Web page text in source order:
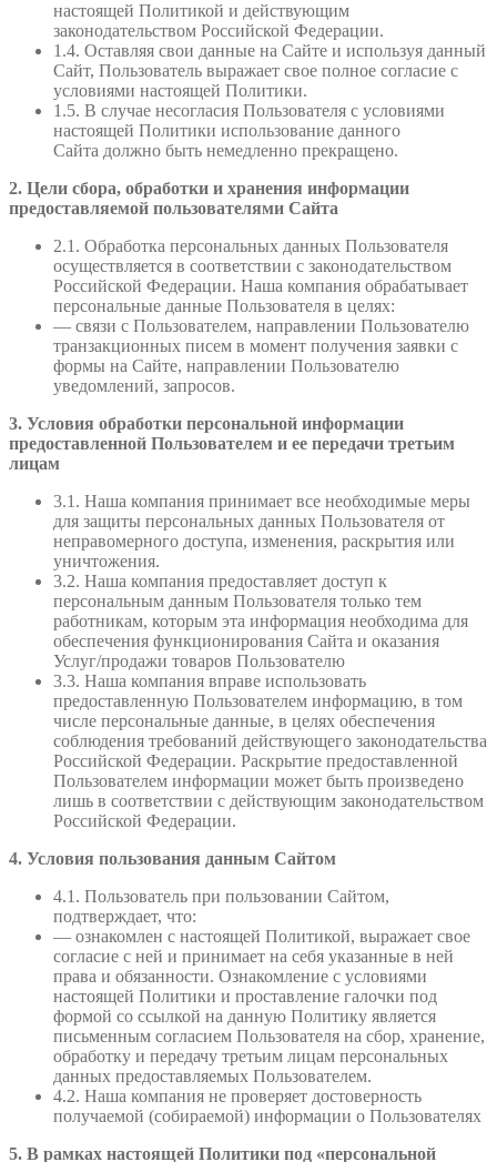
настоящей Политикой и действующим
законодательством Российской Федерации.
1.4. Оставляя свои данные на Сайте и используя данный
Сайт, Пользователь выражает свое полное согласие с
условиями настоящей Политики.
1.5. В случае несогласия Пользователя с условиями
настоящей Политики использование данного
Сайта должно быть немедленно прекращено.
2. Цели сбора, обработки и хранения информации
предоставляемой пользователями Сайта
2.1. Обработка персональных данных Пользователя
осуществляется в соответствии с законодательством
Российской Федерации. Наша компания обрабатывает
персональные данные Пользователя в целях:
— связи с Пользователем, направлении Пользователю
транзакционных писем в момент получения заявки с
формы на Сайте, направлении Пользователю
уведомлений, запросов.
3. Условия обработки персональной информации
предоставленной Пользователем и ее передачи третьим
лицам
3.1. Наша компания принимает все необходимые меры
для защиты персональных данных Пользователя от
неправомерного доступа, изменения, раскрытия или
уничтожения.
3.2. Наша компания предоставляет доступ к
персональным данным Пользователя только тем
работникам, которым эта информация необходима для
обеспечения функционирования Сайта и оказания
Услуг/продажи товаров Пользователю
3.3. Наша компания вправе использовать
предоставленную Пользователем информацию, в том
числе персональные данные, в целях обеспечения
соблюдения требований действующего законодательства
Российской Федерации. Раскрытие предоставленной
Пользователем информации может быть произведено
лишь в соответствии с действующим законодательством
Российской Федерации.
4. Условия пользования данным Сайтом
4.1. Пользователь при пользовании Сайтом,
подтверждает, что:
— ознакомлен с настоящей Политикой, выражает свое
согласие с ней и принимает на себя указанные в ней
права и обязанности. Ознакомление с условиями
настоящей Политики и проставление галочки под
формой со ссылкой на данную Политику является
письменным согласием Пользователя на сбор, хранение,
обработку и передачу третьим лицам персональных
данных предоставляемых Пользователем.
4.2. Наша компания не проверяет достоверность
получаемой (собираемой) информации о Пользователях
5. В рамках настоящей Политики под «персональной